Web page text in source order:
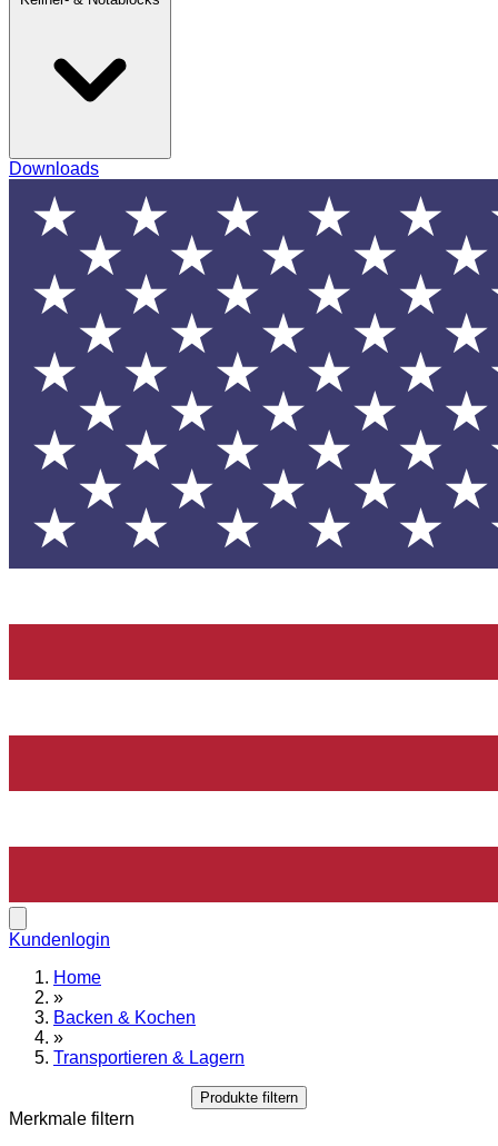
Downloads
Kundenlogin
Home
»
Backen & Kochen
»
Transportieren & Lagern
Produkte filtern
Merkmale filtern